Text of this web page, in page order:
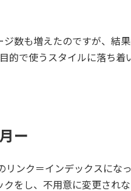
数も増えたのですが、結
で使うスタイルに落ち着
ー
ンク＝インデックスになっ
をし、不用意に変更されな